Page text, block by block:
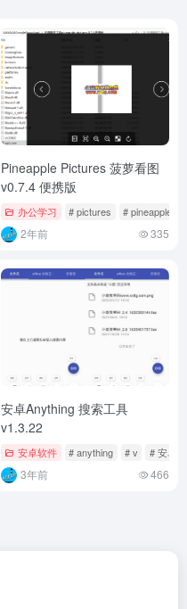
Pineapple Pictures 菠萝看图
v0.7.4 便携版
办公学习 # pictures # pineapple
2年前 335
安卓Anything 搜索工具
v1.3.22
安卓软件 # anything # v # 安卓
3年前 466